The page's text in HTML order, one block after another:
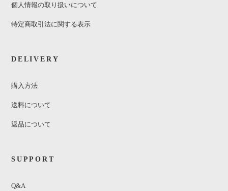
個人情報の取り扱いについて
特定商取引法に関する表示
DELIVERY
購入方法
送料について
返品について
SUPPORT
Q&A